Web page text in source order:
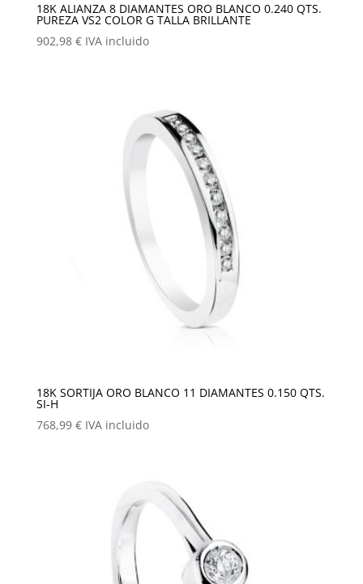
18K ALIANZA 8 DIAMANTES ORO BLANCO 0.240 QTS.
PUREZA VS2 COLOR G TALLA BRILLANTE
902,98 € IVA incluido
18K SORTIJA ORO BLANCO 11 DIAMANTES 0.150 QTS.
SI-H
768,99 € IVA incluido